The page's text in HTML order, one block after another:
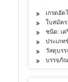
เกรดอั
ใบสมัค
ชนิด: เค
ประเภ
วัสดุบร
บรรจุภั